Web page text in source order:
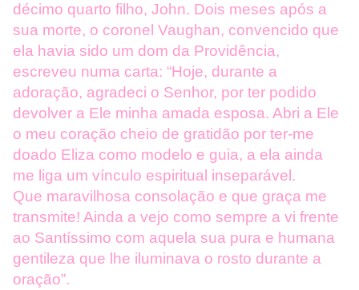
décimo quarto filho, John. Dois meses após a
sua morte, o coronel Vaughan, convencido que
ela havia sido um dom da Providência,
escreveu numa carta: “Hoje, durante a
adoração, agradeci o Senhor, por ter podido
devolver a Ele minha amada esposa. Abri a Ele
o meu coração cheio de gratidão por ter-me
doado Eliza como modelo e guia, a ela ainda
me liga um vínculo espiritual inseparável.
Que maravilhosa consolação e que graça me
transmite! Ainda a vejo como sempre a vi frente
ao Santíssimo com aquela sua pura e humana
gentileza que lhe iluminava o rosto durante a
oração”.